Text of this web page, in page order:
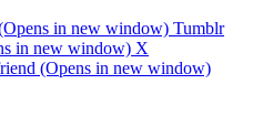
in new window) Tumblr
in new window) X
(Opens in new window)